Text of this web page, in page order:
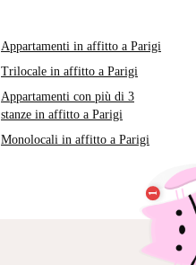
Appartamenti in affitto a Parigi
Trilocale in affitto a Parigi
Appartamenti con più di 3
stanze in affitto a Parigi
Monolocali in affitto a Parigi